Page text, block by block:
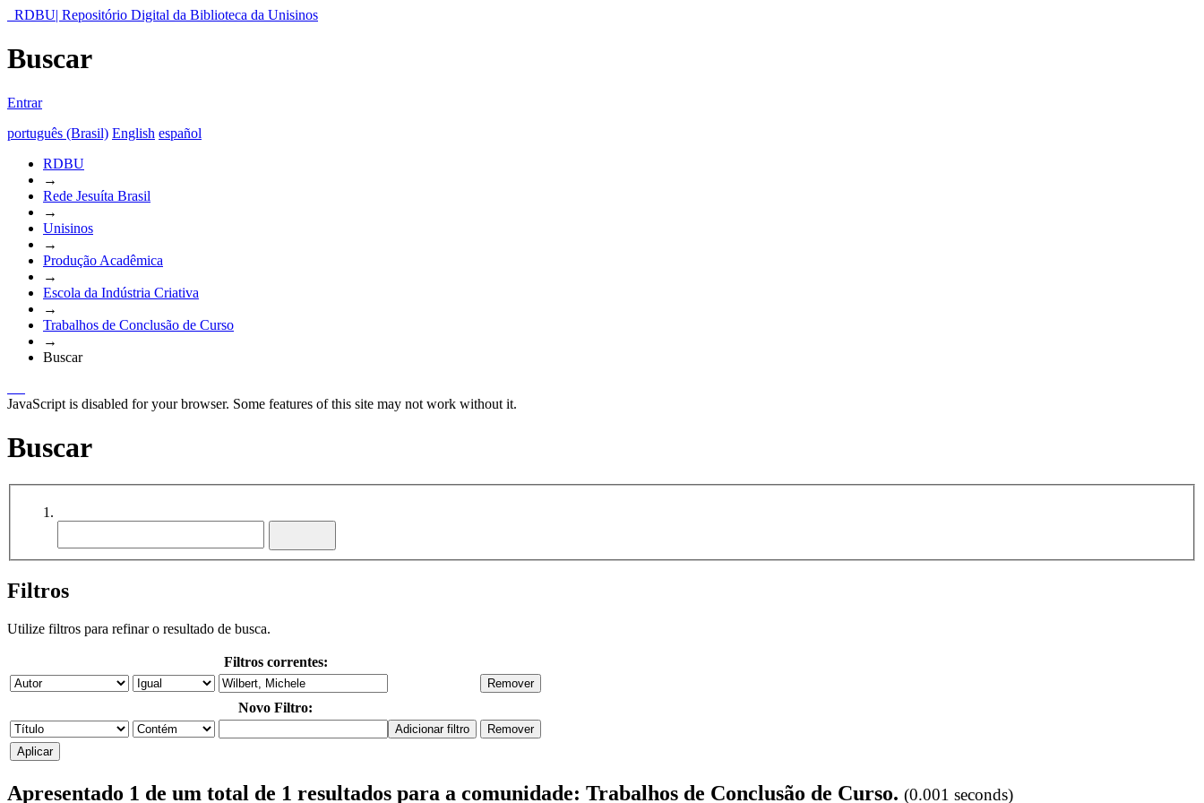
RDBU| Repositório Digital da Biblioteca da Unisinos
Buscar
Entrar
português (Brasil) English español
RDBU
→
Rede Jesuíta Brasil
→
Unisinos
→
Produção Acadêmica
→
Escola da Indústria Criativa
→
Trabalhos de Conclusão de Curso
→
Buscar
JavaScript is disabled for your browser. Some features of this site may not work without it.
Buscar
Filtros
Utilize filtros para refinar o resultado de busca.
Filtros correntes:
Novo Filtro:
Apresentado 1 de um total de 1 resultados para a comunidade: Trabalhos de Conclusão de Curso. (0.001 seconds)